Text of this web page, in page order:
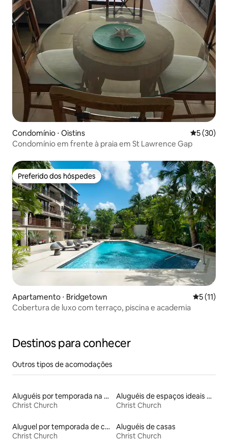
Condomínio ⋅ Oistins 5 de uma
5 (30)
Condomínio em frente à praia em St Lawrence Gap
Preferido dos hóspedes
Preferido dos hóspedes
Apartamento ⋅ Bridgetown 5 de uma
5 (11)
Cobertura de luxo com terraço, piscina e academia
Destinos para conhecer
Outros tipos de acomodações
Aluguéis por temporada na orla
Christ Church
Aluguéis de espaços ideais para famílias
Christ Church
Aluguel por temporada de casas de hóspedes
Christ Church
Aluguéis de casas
Christ Church